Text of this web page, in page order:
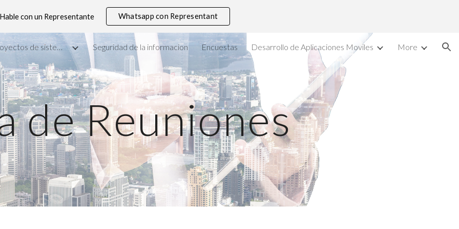
to main content Skip to navigation
Hable con un Representante Whatsapp con Representant
Ingenieria de proyectos de sistemas y redes Seguridad de la informacion Encuestas Desarrollo de Aplicaciones Moviles More
de Reuniones